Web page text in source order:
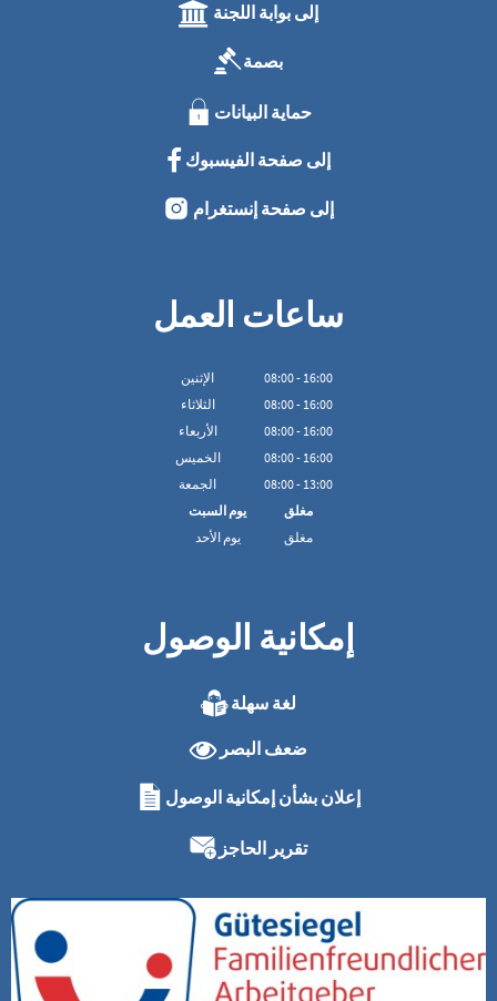
إلى بوابة اللجنة
بصمة
حماية البيانات
إلى صفحة الفيسبوك
إلى صفحة إنستغرام
ساعات العمل
الإثنين 08:00- 16:00
الثلاثاء
08:00- 16:00
الأربعاء
08:00- 16:00
الخميس
08:00- 16:00
الجمعة
08:00- 13:00
يوم السبت
مغلق
يوم الأحد
مغلق
إمكانية الوصول
لغة سهلة
ضعف البصر
إعلان بشأن إمكانية الوصول
تقرير الحاجز